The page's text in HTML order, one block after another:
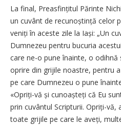
La final, Preasfințitul Părinte
un cuvânt de recunoștință celor
veniți în aceste zile la Iași: „Un
Dumnezeu pentru bucuria
care ne-o pune îna­inte, o
oprire din grijile noastre, pentru
pe care Dumnezeu o pune
«Opriți-vă și cunoașteți că Eu
prin cuvântul Scripturii. Opriți-vă,
toate grijile pe care le aveți,